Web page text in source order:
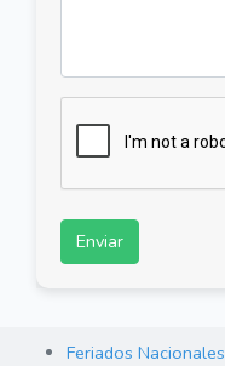
Enviar
Feriados Nacionales